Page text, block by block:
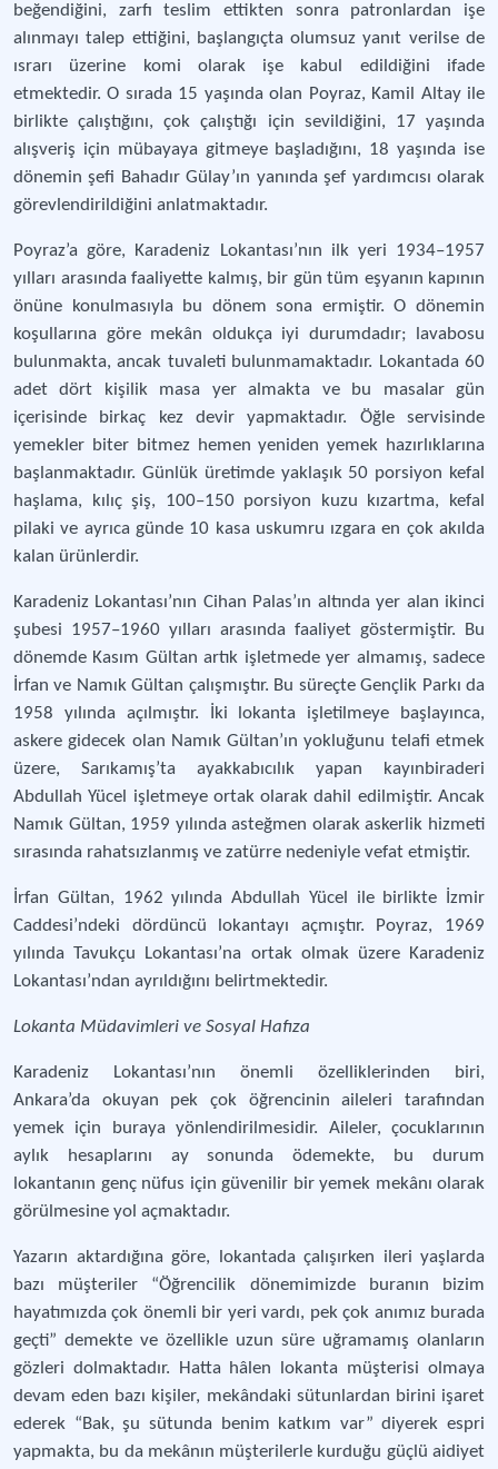
beğendiğini, zarfı teslim ettikten sonra patronlardan işe
alınmayı talep ettiğini, başlangıçta olumsuz yanıt verilse de
ısrarı üzerine komi olarak işe kabul edildiğini ifade
etmektedir. O sırada 15 yaşında olan Poyraz, Kamil Altay ile
birlikte çalıştığını, çok çalıştığı için sevildiğini, 17 yaşında
alışveriş için mübayaya gitmeye başladığını, 18 yaşında ise
dönemin şefi Bahadır Gülay’ın yanında şef yardımcısı olarak
görevlendirildiğini anlatmaktadır.
Poyraz’a göre, Karadeniz Lokantası’nın ilk yeri 1934–1957
yılları arasında faaliyette kalmış, bir gün tüm eşyanın kapının
önüne konulmasıyla bu dönem sona ermiştir. O dönemin
koşullarına göre mekân oldukça iyi durumdadır; lavabosu
bulunmakta, ancak tuvaleti bulunmamaktadır. Lokantada 60
adet dört kişilik masa yer almakta ve bu masalar gün
içerisinde birkaç kez devir yapmaktadır. Öğle servisinde
yemekler biter bitmez hemen yeniden yemek hazırlıklarına
başlanmaktadır. Günlük üretimde yaklaşık 50 porsiyon kefal
haşlama, kılıç şiş, 100–150 porsiyon kuzu kızartma, kefal
pilaki ve ayrıca günde 10 kasa uskumru ızgara en çok akılda
kalan ürünlerdir.
Karadeniz Lokantası’nın Cihan Palas’ın altında yer alan ikinci
şubesi 1957–1960 yılları arasında faaliyet göstermiştir. Bu
dönemde Kasım Gültan artık işletmede yer almamış, sadece
İrfan ve Namık Gültan çalışmıştır. Bu süreçte Gençlik Parkı da
1958 yılında açılmıştır. İki lokanta işletilmeye başlayınca,
askere gidecek olan Namık Gültan’ın yokluğunu telafi etmek
üzere, Sarıkamış’ta ayakkabıcılık yapan kayınbiraderi
Abdullah Yücel işletmeye ortak olarak dahil edilmiştir. Ancak
Namık Gültan, 1959 yılında asteğmen olarak askerlik hizmeti
sırasında rahatsızlanmış ve zatürre nedeniyle vefat etmiştir.
İrfan Gültan, 1962 yılında Abdullah Yücel ile birlikte İzmir
Caddesi’ndeki dördüncü lokantayı açmıştır. Poyraz, 1969
yılında Tavukçu Lokantası’na ortak olmak üzere Karadeniz
Lokantası’ndan ayrıldığını belirtmektedir.
Lokanta Müdavimleri ve Sosyal Hafıza
Karadeniz Lokantası’nın önemli özelliklerinden biri,
Ankara’da okuyan pek çok öğrencinin aileleri tarafından
yemek için buraya yönlendirilmesidir. Aileler, çocuklarının
aylık hesaplarını ay sonunda ödemekte, bu durum
lokantanın genç nüfus için güvenilir bir yemek mekânı olarak
görülmesine yol açmaktadır.
Yazarın aktardığına göre, lokantada çalışırken ileri yaşlarda
bazı müşteriler “Öğrencilik dönemimizde buranın bizim
hayatımızda çok önemli bir yeri vardı, pek çok anımız burada
geçti” demekte ve özellikle uzun süre uğramamış olanların
gözleri dolmaktadır. Hatta hâlen lokanta müşterisi olmaya
devam eden bazı kişiler, mekândaki sütunlardan birini işaret
ederek “Bak, şu sütunda benim katkım var” diyerek espri
yapmakta, bu da mekânın müşterilerle kurduğu güçlü aidiyet